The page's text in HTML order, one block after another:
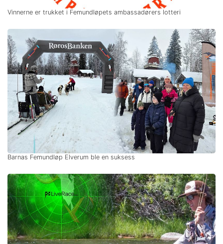
Vinnerne er trukket i Femundløpets ambassadørers lotteri
Barnas Femundløp Elverum ble en suksess